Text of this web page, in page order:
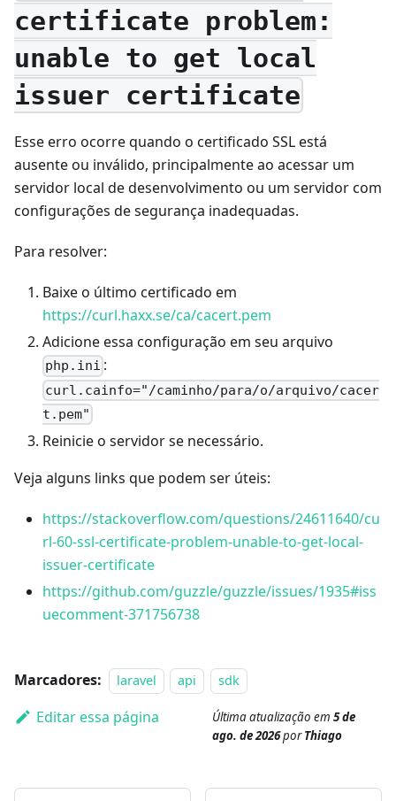
certificate problem:
unable to get local
issuer certificate
Esse erro ocorre quando o certificado SSL está
ausente ou inválido, principalmente ao acessar um
servidor local de desenvolvimento ou um servidor com
configurações de segurança inadequadas.
Para resolver:
Baixe o último certificado em
https://curl.haxx.se/ca/cacert.pem
Adicione essa configuração em seu arquivo
php.ini :
curl.cainfo="/caminho/para/o/arquivo/cacer
t.pem"
Reinicie o servidor se necessário.
Veja alguns links que podem ser úteis:
https://stackoverflow.com/questions/24611640/cu
rl-60-ssl-certificate-problem-unable-to-get-local-
issuer-certificate
https://github.com/guzzle/guzzle/issues/1935#iss
uecomment-371756738
Marcadores: laravel api sdk
Editar essa página Última atualização em 5 de
ago. de 2026porThiago